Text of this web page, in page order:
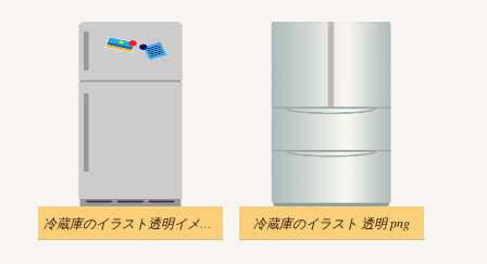
冷蔵庫のイラスト透明イメージ 冷蔵庫のイラスト 透明 png